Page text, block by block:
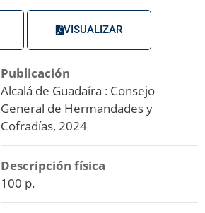
VISUALIZAR
Publicación
Alcalá de Guadaíra : Consejo
General de Hermandades y
Cofradías, 2024
Descripción física
100 p.